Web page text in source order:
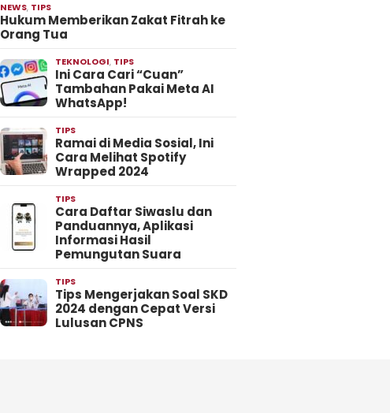
NEWS, TIPS
Hukum Memberikan Zakat Fitrah ke
Orang Tua
TEKNOLOGI, TIPS
Ini Cara Cari “Cuan”
Tambahan Pakai Meta AI
WhatsApp!
TIPS
Ramai di Media Sosial, Ini
Cara Melihat Spotify
Wrapped 2024
TIPS
Cara Daftar Siwaslu dan
Panduannya, Aplikasi
Informasi Hasil
Pemungutan Suara
TIPS
Tips Mengerjakan Soal SKD
2024 dengan Cepat Versi
Lulusan CPNS